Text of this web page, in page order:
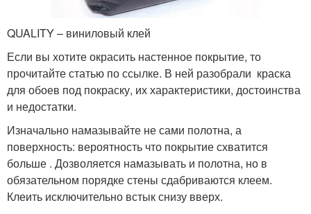
QUALITY – виниловый клей
Если вы хотите окрасить настенное покрытие, то
прочитайте статью по ссылке. В ней разобрали краска
для обоев под покраску, их характеристики, достоинства
и недостатки.
Изначально намазывайте не сами полотна, а
поверхность: вероятность что покрытие схватится
больше . Дозволяется намазывать и полотна, но в
обязательном порядке стены сдабриваются клеем.
Клеить исключительно встык снизу вверх.